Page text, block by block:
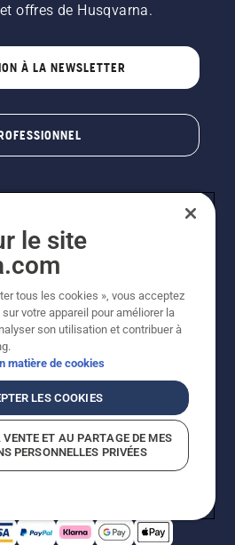
offres de Husqvarna.
À LA NEWSLETTER
Tous droits réservés. Les prix
de vente conseillés. Photos non
prix indiqués sont des prix de
incluse), sauf si le produit est
pour un achat direct.
Avis de confidentialité
Signalement de violations présumées
le site
tous les cookies », vous acceptez
votre appareil pour améliorer la
son utilisation et contribuer à
matière de cookies
LES COOKIES
VENTE ET AU PARTAGE DE MES
PERSONNELLES PRIVÉES